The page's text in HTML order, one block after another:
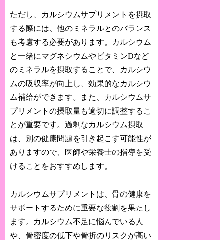
ただし、カルシウムサプリメントを摂取
する際には、他のミネラルとのバランス
も考慮する必要があります。カルシウム
と一緒にマグネシウムやビタミンDなど
のミネラルを摂取することで、カルシウ
ムの吸収率が向上し、効果的なカルシウ
ム補給ができます。また、カルシウムサ
プリメントの摂取量も適切に調整するこ
とが重要です。過剰なカルシウム摂取
は、別の健康問題を引き起こす可能性が
ありますので、医師や栄養士の指導を受
けることをおすすめします。
カルシウムサプリメントは、骨の健康を
サポートするために重要な役割を果たし
ます。カルシウム不足に悩んでいる人
や、骨密度の低下や骨折のリスクが高い